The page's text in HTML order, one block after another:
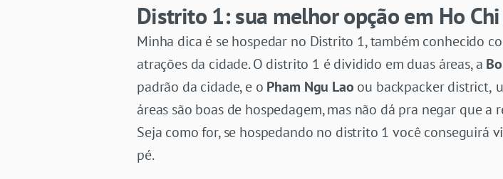
Distrito 1: sua melhor opção em Ho
Minha dica é se hospedar no Distrito 1, também conhecido
atrações da cidade. O distrito 1 é dividido em duas áreas, a
padrão da cidade, e o Pham Ngu Lao ou backpacker district,
áreas são boas de hospedagem, mas não dá pra negar que
Seja como for, se hospedando no distrito 1 você conseguirá
pé.